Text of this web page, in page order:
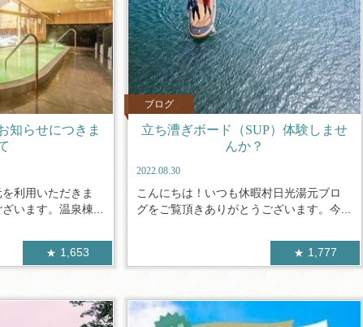
知らせにつきま
利用いただきま
います。温泉棟...
1,653
ブログ
立ち漕ぎボード（SUP）体験しませ
んか？
2022.08.30
こんにちは！いつも休暇村日光湯元ブロ
グをご覧頂きありがとうございます。今...
1,777